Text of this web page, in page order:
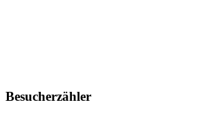
Besucherzähler